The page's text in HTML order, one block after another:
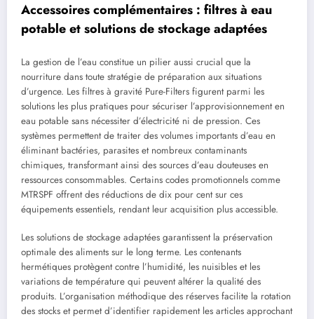
Accessoires complémentaires : filtres à eau
potable et solutions de stockage adaptées
La gestion de l’eau constitue un pilier aussi crucial que la
nourriture dans toute stratégie de préparation aux situations
d’urgence. Les filtres à gravité Pure-Filters figurent parmi les
solutions les plus pratiques pour sécuriser l’approvisionnement en
eau potable sans nécessiter d’électricité ni de pression. Ces
systèmes permettent de traiter des volumes importants d’eau en
éliminant bactéries, parasites et nombreux contaminants
chimiques, transformant ainsi des sources d’eau douteuses en
ressources consommables. Certains codes promotionnels comme
MTRSPF offrent des réductions de dix pour cent sur ces
équipements essentiels, rendant leur acquisition plus accessible.
Les solutions de stockage adaptées garantissent la préservation
optimale des aliments sur le long terme. Les contenants
hermétiques protègent contre l’humidité, les nuisibles et les
variations de température qui peuvent altérer la qualité des
produits. L’organisation méthodique des réserves facilite la rotation
des stocks et permet d’identifier rapidement les articles approchant